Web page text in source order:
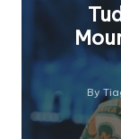
A
Q
U
by
By